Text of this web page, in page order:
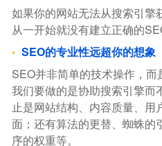
如果你的网站无法从搜索引擎
从一开始就没有建立正确的
SEO的专业性远超你的想象
SEO并非简单的技术操作，而
我们要做的是协助搜索引擎而
止是网站结构、内容质量、用
面；还有算法的更替、蜘蛛的
序的权重等。